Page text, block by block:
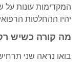
המקדימות עונות
יהיו ההחלטות
מה קורה כשיש
בואו נראה שני